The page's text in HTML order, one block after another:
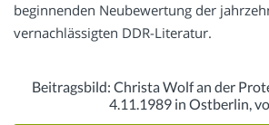
beginnenden Neubewertung der
vernachlässigten DDR-Literatur.
Beitragsbild: Christa Wolf an der
4.11.1989 in Ostberlin,